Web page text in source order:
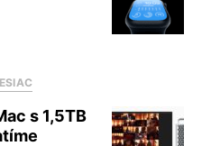
s 1,5TB